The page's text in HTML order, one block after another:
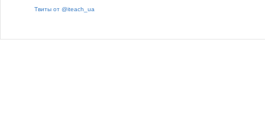
Твиты от @iteach_ua